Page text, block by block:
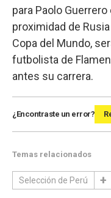
para Paolo
proximidad de
Copa del Mundo,
futbolista de
antes su carrera.
¿Encontraste un error?
Temas relacionados
Selección de Perú